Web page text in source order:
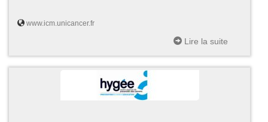
www.icm.unicancer.fr
Lire la suite